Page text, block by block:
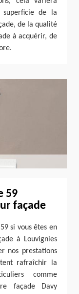
de la
de la qualité
à acquérir, de
59
façade
si vous êtes en
à Louvignies
nos prestations
rafraîchir la
comme
façade Davy